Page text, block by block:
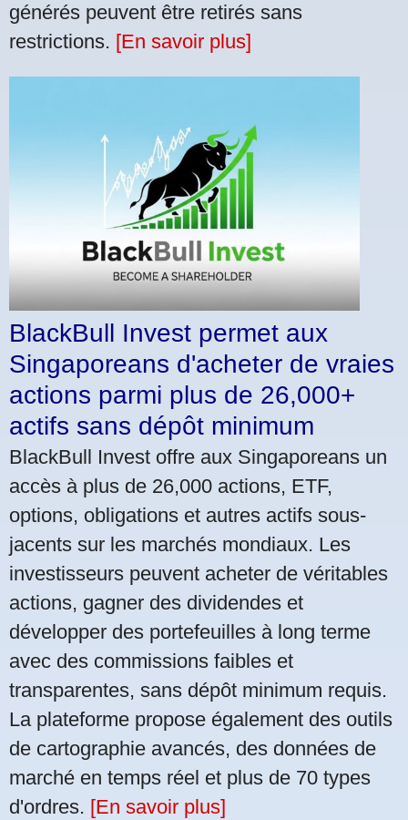
générés peuvent être retirés sans
restrictions. [En savoir plus]
BlackBull Invest permet aux
Singaporeans d'acheter de vraies
actions parmi plus de 26,000+
actifs sans dépôt minimum
BlackBull Invest offre aux Singaporeans un
accès à plus de 26,000 actions, ETF,
options, obligations et autres actifs sous-
jacents sur les marchés mondiaux. Les
investisseurs peuvent acheter de véritables
actions, gagner des dividendes et
développer des portefeuilles à long terme
avec des commissions faibles et
transparentes, sans dépôt minimum requis.
La plateforme propose également des outils
de cartographie avancés, des données de
marché en temps réel et plus de 70 types
d'ordres. [En savoir plus]